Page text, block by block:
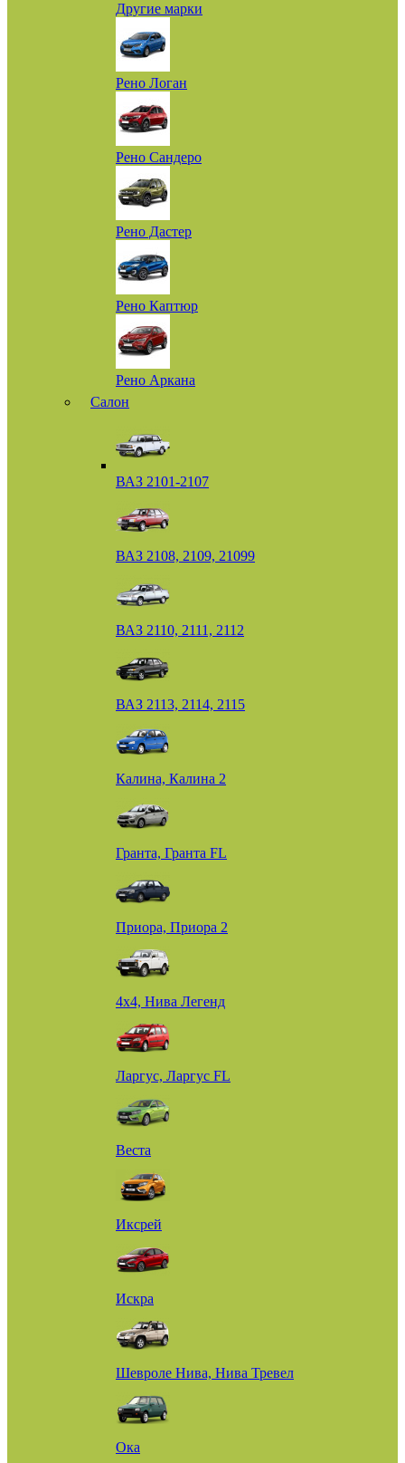
Другие марки
Рено Логан
Рено Сандеро
Рено Дастер
Рено Каптюр
Рено Аркана
Салон
ВАЗ 2101-2107
ВАЗ 2108, 2109, 21099
ВАЗ 2110, 2111, 2112
ВАЗ 2113, 2114, 2115
Калина, Калина 2
Гранта, Гранта FL
Приора, Приора 2
4х4, Нива Легенд
Ларгус, Ларгус FL
Веста
Иксрей
Искра
Шевроле Нива, Нива Тревел
Ока